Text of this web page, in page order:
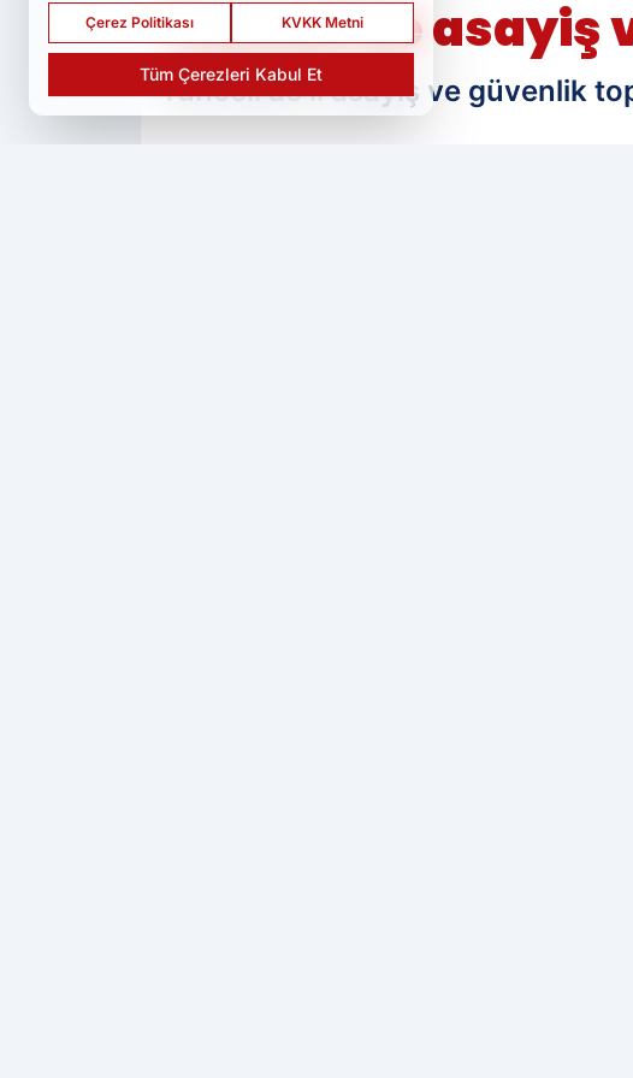
Tunceli'de asayiş
Tunceli'de il asayiş ve güvenlik
Çerez Politikası KVKK Metni
Tüm Çerezleri Kabul Et